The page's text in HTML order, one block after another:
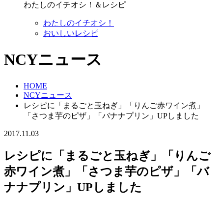
わたしのイチオシ！＆レシピ
わたしのイチオシ！
おいしいレシピ
NCYニュース
HOME
NCYニュース
レシピに「まるごと玉ねぎ」「りんご赤ワイン煮」
「さつま芋のピザ」「バナナプリン」UPしました
2017.11.03
レシピに「まるごと玉ねぎ」「りんご
赤ワイン煮」「さつま芋のピザ」「バ
ナナプリン」UPしました